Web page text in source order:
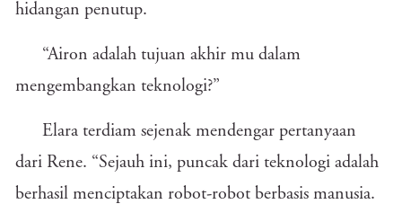
hidangan penutup.
“Airon adalah tujuan akhir mu dalam
mengembangkan teknologi?”
Elara terdiam sejenak mendengar pertanyaan
dari Rene. “Sejauh ini, puncak dari teknologi adalah
berhasil menciptakan robot-robot berbasis manusia.